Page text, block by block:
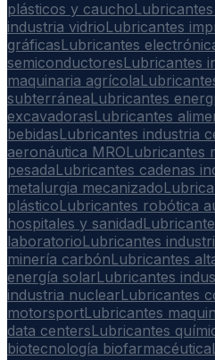
plásticos y caucho
industria vidrioLubricantes
gráficasLubricantes
semiconductoresLubricantes
maquinaria agrícola
subterráneaLubricantes
excavadorasLubricantes
bebidasLubricantes industria
aeronáutica MROLubricantes
pesadaLubricantes cadenas
metalurgia mecanizado
plásticoLubricantes robótica
hospitales y sanidad
laboratorioLubricantes
minería carbónLubricantes
energía solarLubricantes
industria nuclearLubricantes
motorsportLubricantes
data centersLubricantes
biotecnología biofarmacéutica